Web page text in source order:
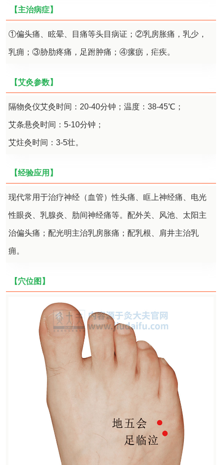
【主治病症】
①偏头痛、眩晕、目痛等头目病证；②乳房胀痛，乳少，
乳痈；③胁肋疼痛，足跗肿痛；④瘰疬，疟疾。
【艾灸参数】
隔物灸仪艾灸时间：20-40分钟；温度：38-45℃；
艾条悬灸时间：5-10分钟；
艾炷灸时间：3-5壮。
【经验应用】
现代常用于治疗神经（血管）性头痛、眶上神经痛、电光
性眼炎、乳腺炎、肋间神经痛等。配外关、风池、太阳主
治偏头痛；配光明主治乳房胀痛；配乳根、肩井主治乳
痈。
【穴位图】